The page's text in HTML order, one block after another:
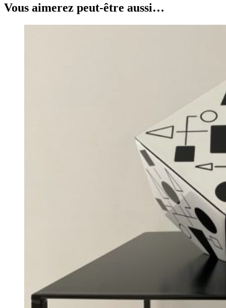
Vous aimerez peut-être aussi…